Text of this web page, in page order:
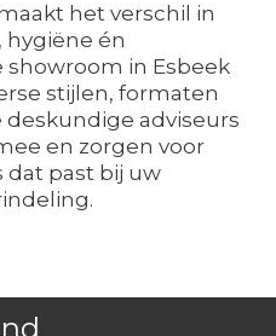
het verschil in
hygiëne én
in Esbeek
stijlen, formaten
adviseurs
en zorgen voor
dat past bij uw